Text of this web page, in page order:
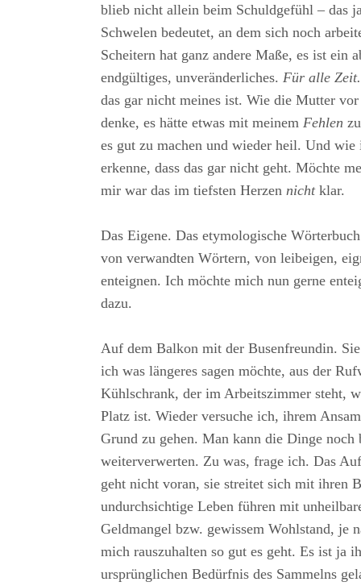
blieb nicht allein beim Schuldgefühl – das
Schwelen bedeutet, an dem sich noch
Scheitern hat ganz andere Maße, es ist ein
endgültiges, unveränderliches. Für alle Zeit.
das gar nicht meines ist. Wie die Mutter
denke, es hätte etwas mit meinem Fehlen
es gut zu machen und wieder heil. Und wie
erkenne, dass das gar nicht geht. Möchte
mir war das im tiefsten Herzen nichtklar.
Das Eigene. Das etymologische
von verwandten Wörtern, von leibeigen,
enteignen. Ich möchte mich nun gerne
dazu.
Auf dem Balkon mit der Busenfreundin.
ich was längeres sagen möchte, aus der
Kühlschrank, der im Arbeitszimmer steht,
Platz ist. Wieder versuche ich, ihrem
Grund zu gehen. Man kann die Dinge noch
weiterverwerten. Zu was, frage ich. Das
geht nicht voran, sie streitet sich mit ihren
undurchsichtige Leben führen mit
Geldmangel bzw. gewissem Wohlstand, je
mich rauszuhalten so gut es geht. Es ist ja
ursprünglichen Bedürfnis des Sammelns